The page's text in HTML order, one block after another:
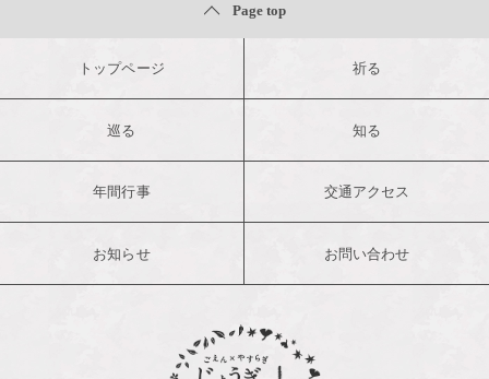
Page top
トップページ 祈る
巡る 知る
年間行事 交通アクセス
お知らせ お問い合わせ